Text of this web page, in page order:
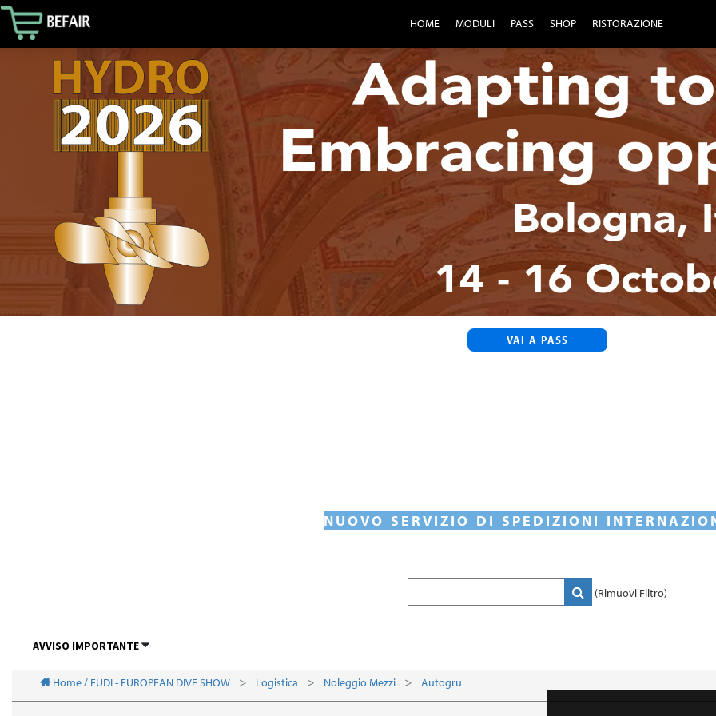
HOME MODULI PASS SHOP RISTORAZIONE
VAI A PASS
NUOVO SERVIZIO DI SPEDIZIONI
(Rimuovi Filtro)
AVVISO IMPORTANTE
Home / EUDI - EUROPEAN DIVE SHOW Logistica Noleggio Mezzi Autogru